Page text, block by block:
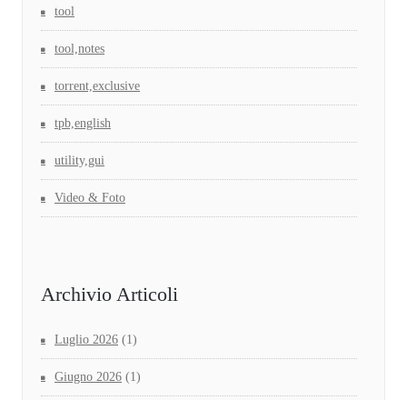
tool
tool,notes
torrent,exclusive
tpb,english
utility,gui
Video & Foto
Archivio Articoli
Luglio 2026 (1)
Giugno 2026 (1)